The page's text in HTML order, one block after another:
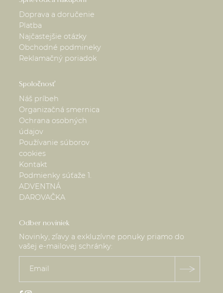
Doprava a doručenie
Platba
Najčastejšie otázky
Obchodné podmineky
Reklamačný poriadok
Spoločnosť
Náš príbeh
Organizačná smernica
Ochrana osobných
údajov
Používanie súborov
cookies
Kontakt
Podmienky súťaže 1.
ADVENTNÁ
DAROVAČKA
Odber noviniek
Novinky, zľavy a exkluzívne ponuky priamo do
vašej e-mailovej schránky: